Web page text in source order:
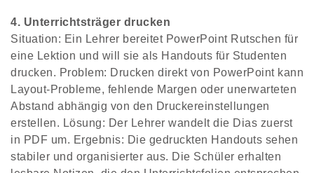
4. Unterrichtsträger drucken
Situation: Ein Lehrer bereitet PowerPoint Rutschen für
eine Lektion und will sie als Handouts für Studenten
drucken. Problem: Drucken direkt von PowerPoint kann
Layout-Probleme, fehlende Margen oder unerwarteten
Abstand abhängig von den Druckereinstellungen
erstellen. Lösung: Der Lehrer wandelt die Dias zuerst
in PDF um. Ergebnis: Die gedruckten Handouts sehen
stabiler und organisierter aus. Die Schüler erhalten